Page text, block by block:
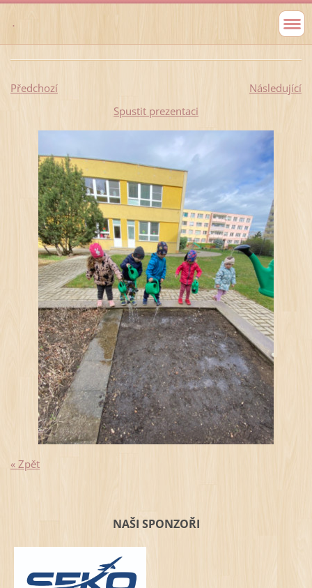
.
Předchozí
Následující
Spustit prezentaci
« Zpět
NAŠI SPONZOŘI